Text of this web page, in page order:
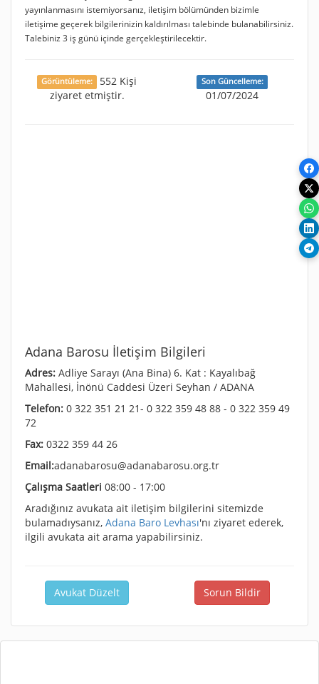
yayınlanmasını istemiyorsanız, iletişim bölümünden bizimle
iletişime geçerek bilgilerinizin kaldırılması talebinde bulanabilirsiniz.
Talebiniz 3 iş günü içinde gerçekleştirilecektir.
Görüntüleme:
552 Kişi
ziyaret etmiştir.
Son Güncelleme:
01/07/2024
Adana Barosu İletişim Bilgileri
Adres: Adliye Sarayı (Ana Bina) 6. Kat : Kayalıbağ
Mahallesi, İnönü Caddesi Üzeri Seyhan / ADANA
Telefon: 0 322 351 21 21- 0 322 359 48 88 - 0 322 359 49
72
Fax: 0322 359 44 26
Email:adanabarosu@adanabarosu.org.tr
Çalışma Saatleri 08:00 - 17:00
Aradığınız avukata ait iletişim bilgilerini sitemizde
bulamadıysanız, Adana Baro Levhası'nı ziyaret ederek,
ilgili avukata ait arama yapabilirsiniz.
Avukat Düzelt Sorun Bildir